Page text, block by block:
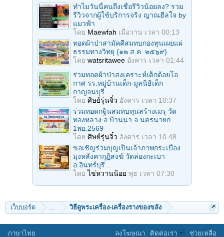
ทำไมวันนี้คนถึงเชื่อรีวิวน้อยลง? รวม
รีวิวจากผู้ใช้บริการจริง ญาณฮีลใจ by
แมวฟ้า
โดย Maewfah เมื่อวาน เวลา 00:13
ทอดผ้าป่าสามัคคีสมทบกองทุนเผยแผ่
ธรรมทางวิทยุ (๑๒ ส.ค. ๒๕๖๙)
โดย watsritawee อังคาร เวลา 01:44
ร่วมทอดผ้าป่าสงเคราะห์เด็กด้อยโอ
กาศ รร.หมู่บ้านเด็ก-มูลนิธิเด็ก
กาญจนบุรี...
โดย ศิษย์รุ่นจิ๋ว อังคาร เวลา 10:37
ร่วมทอดกฐินสมทบทุนสร้างเมรุ วัด
ทองหลาง อ.บ้านนา จ.นครนายก
1พย.2569
โดย ศิษย์รุ่นจิ๋ว อังคาร เวลา 10:48
ขอเชิญร่วมบุญเป็นเจ้าภาพกระเบื้อง
มุงหลังคากุฏิสงฆ์ วัดล่องกะเบา
อ.อินทร์บุรี...
โดยไข่หวานน้อย พุธ เวลา 07:30
เว็บบอร์ด วิธีดูพระเครื่อง-เครื่องรางของขลัง
ภาษาไทย ลงโฆษณา ติดต่อเรา ช่วยเหลือ